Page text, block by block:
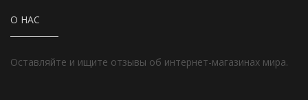
О НАС
Оставляйте и ищите отзывы об интернет-магазинах мира.